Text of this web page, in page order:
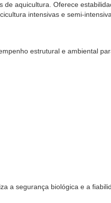
de aquicultura. Oferece
intensivas e semi-
estrutural e ambiental
a segurança biológica e a